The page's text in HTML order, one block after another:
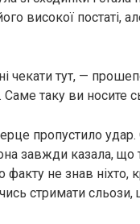
високої постаті,
чекати тут, —
Саме таку ви носите
пропустило
завжди казала, що
не знав ніхто,
стримати сльози,